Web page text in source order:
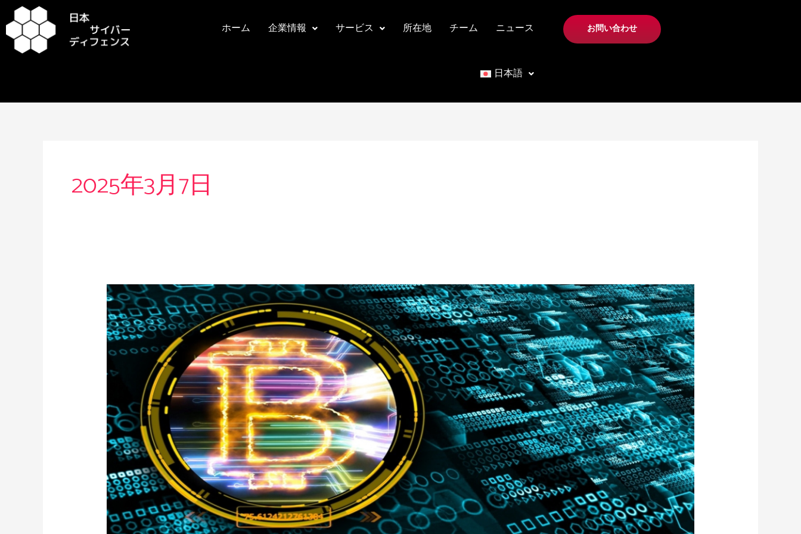
容
を
プ
ホーム 企業情報 サービス 所在地 チーム ニュース
日本語
お問い合わせ
2025年3月7日
リ
ー
ダ
ー
シ
ッ
と
サ
イ
バ
ー
レ
ジ
リ